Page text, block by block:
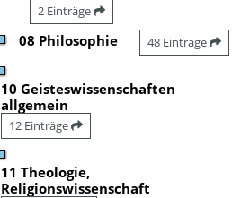
2 Einträge
08 Philosophie 48 Einträge
10 Geisteswissenschaften
allgemein
12 Einträge
11 Theologie,
Religionswissenschaft